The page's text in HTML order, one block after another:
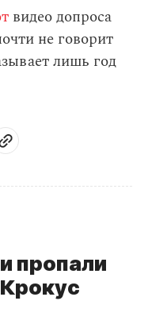
видео допроса
не говорит
лишь год
пропали